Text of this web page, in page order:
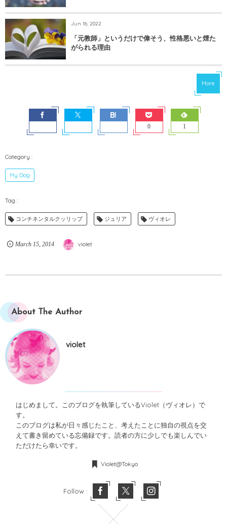
Jun 16, 2022
「元教師」というだけで偉そう、性格悪いと煙た
がられる理由
More
0 1
My Dog
コンチネンタルクッリップ ジュリア ヴィオレ
March 15, 2014 violet
About The Author
violet
はじめまして。このブログを執筆しているViolet（ヴィオレ）で
す。
このブログは私が日々感じたこと、考えたことに独自の視点を交
えて書き留めている忘備録です。読者の方に少しでも楽しんでい
ただけたら幸いです。
Violet@Tokyo
Follow :